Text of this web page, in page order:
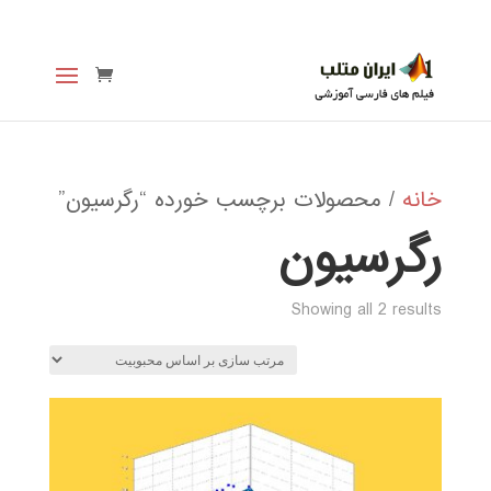
خانه / محصولات برچسب خورده “رگرسیون”
رگرسیون
Showing all 2 results
Sorted